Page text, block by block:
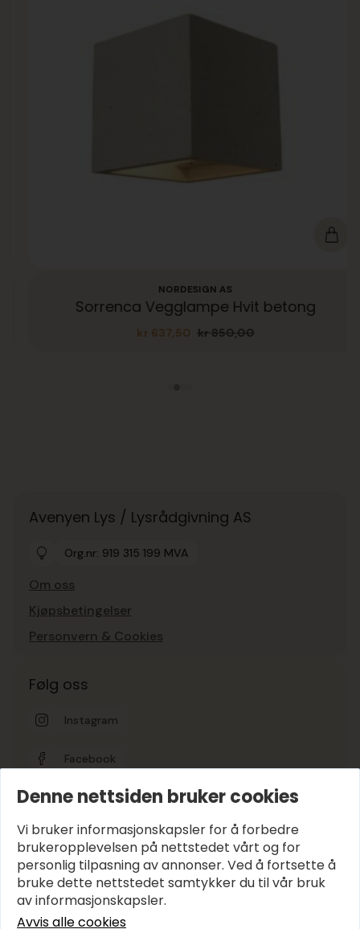
NORDESIGN AS
Sorrenca Vegglampe Hvit betong
kr850,00
Opprinnelig
kr637,50 Nåværende
Avenyen Lys / Lysrådgivning AS
Org.nr: 919 315 199 MVA
Om oss
Kjøpsbetingelser
Personvern & Cookies
Følg oss
Instagram
Facebook
Google-vurdering
Hold deg oppdatert
E-post*
Denne nettsiden bruker cookies
Vi bruker informasjonskapsler for å forbedre
brukeropplevelsen på nettstedet vårt og for
personlig tilpasning av annonser. Ved å fortsette å
bruke dette nettstedet samtykker du til vår bruk
av informasjonskapsler.
Avvis alle cookies